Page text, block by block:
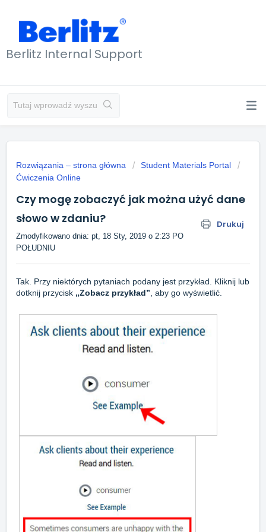
Berlitz Internal Support
Rozwiązania – strona główna
Student Materials Portal
Ćwiczenia Online
Czy mogę zobaczyć jak można użyć dane
słowo w zdaniu?
Drukuj
Zmodyfikowano dnia: pt, 18 Sty, 2019 o 2:23 PO
POŁUDNIU
Tak. Przy niektórych pytaniach podany jest przykład. Kliknij lub
dotknij przycisk „Zobacz przykład”, aby go wyświetlić.